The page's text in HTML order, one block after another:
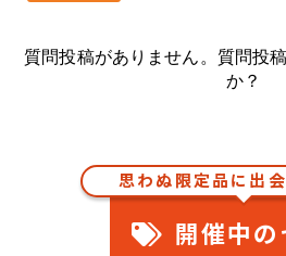
質問投稿がありません。質問投
か？
思わぬ限定品に出会
開催中の